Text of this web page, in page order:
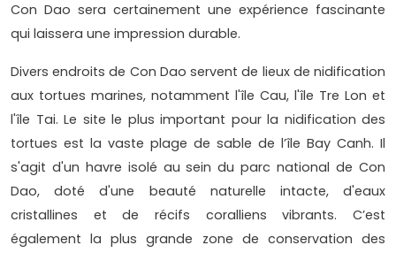
Con Dao sera certainement une expérience fascinante
qui laissera une impression durable.
Divers endroits de Con Dao servent de lieux de nidification
aux tortues marines, notamment l'île Cau, l'île Tre Lon et
l'île Tai. Le site le plus important pour la nidification des
tortues est la vaste plage de sable de l’île Bay Canh. Il
s'agit d'un havre isolé au sein du parc national de Con
Dao, doté d'une beauté naturelle intacte, d'eaux
cristallines et de récifs coralliens vibrants. C’est
également la plus grande zone de conservation des